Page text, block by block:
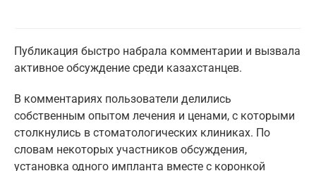
Публикация быстро набрала комментарии и вызвала
активное обсуждение среди казахстанцев.
В комментариях пользователи делились
собственным опытом лечения и ценами, с которыми
столкнулись в стоматологических клиниках. По
словам некоторых участников обсуждения,
установка одного импланта вместе с коронкой